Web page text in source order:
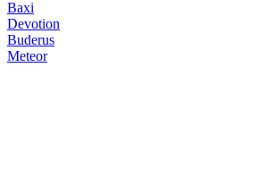
Baxi
Devotion
Buderus
Meteor